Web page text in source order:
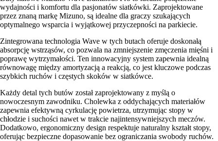
wydajności i komfortu dla pasjonatów siatkówki. Zaprojektowane
przez znaną markę Mizuno, są idealne dla graczy szukających
optymalnego wsparcia i wyjątkowej przyczepności na parkiecie.
Zintegrowana technologia Wave w tych butach oferuje doskonałą
absorpcję wstrząsów, co pozwala na zmniejszenie zmęczenia mięśni i
poprawę wytrzymałości. Ten innowacyjny system zapewnia idealną
równowagę między amortyzacją a reakcją, co jest kluczowe podczas
szybkich ruchów i częstych skoków w siatkówce.
Każdy detal tych butów został zaprojektowany z myślą o
nowoczesnym zawodniku. Cholewka z oddychających materiałów
zapewnia efektywną cyrkulację powietrza, utrzymując stopy w
chłodzie i suchości nawet w trakcie najintensywniejszych meczów.
Dodatkowo, ergonomiczny design respektuje naturalny kształt stopy,
oferując bezpieczne dopasowanie bez ograniczania swobody ruchów.